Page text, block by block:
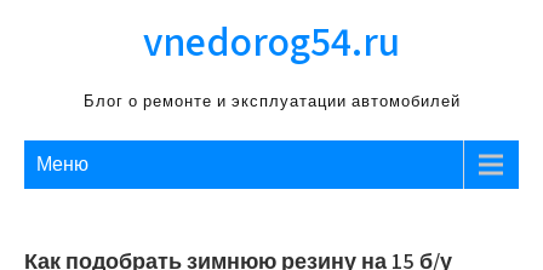
vnedorog54.ru
Блог о ремонте и эксплуатации автомобилей
Меню
Как подобрать зимнюю резину на 15 б/у